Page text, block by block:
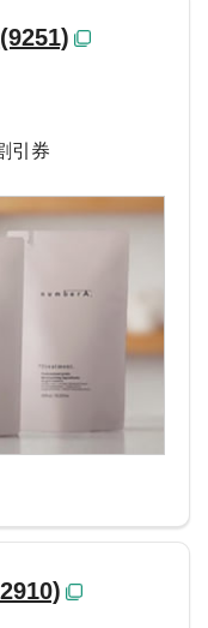
引券